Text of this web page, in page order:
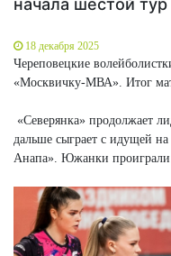
18 декабря 2025
Череповецкие
«Москвичку-МВА». Итог
«Северянка» продолжает
дальше сыграет с идущей
Анапа». Южанки проиграли